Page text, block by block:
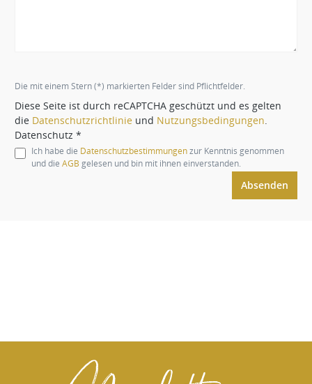
Die mit einem Stern (*) markierten Felder sind Pflichtfelder.
Diese Seite ist durch reCAPTCHA geschützt und es gelten
die Datenschutzrichtlinie und Nutzungsbedingungen
Datenschutz *
Ich habe die Datenschutzbestimmungenzur Kenntnis genommen
und die AGB gelesen und bin mit ihnen einverstanden.
Absenden